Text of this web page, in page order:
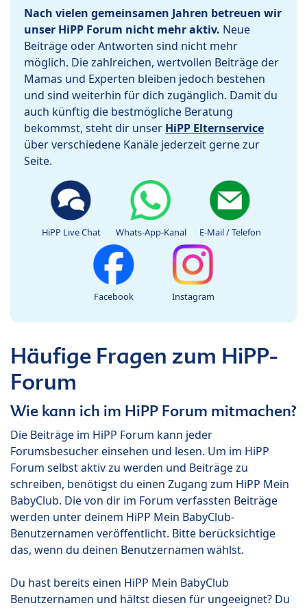
Nach vielen gemeinsamen Jahren betreuen wir
unser HiPP Forum nicht mehr aktiv. Neue
Beiträge oder Antworten sind nicht mehr
möglich. Die zahlreichen, wertvollen Beiträge der
Mamas und Experten bleiben jedoch bestehen
und sind weiterhin für dich zugänglich. Damit du
auch künftig die bestmögliche Beratung
bekommst, steht dir unser HiPP Elternservice
über verschiedene Kanäle jederzeit gerne zur
Seite.
HiPP Live Chat Whats-App-Kanal E-Mail / Telefon
Facebook Instagram
Häufige Fragen zum HiPP-
Forum
Wie kann ich im HiPP Forum mitmachen?
Die Beiträge im HiPP Forum kann jeder
Forumsbesucher einsehen und lesen. Um im HiPP
Forum selbst aktiv zu werden und Beiträge zu
schreiben, benötigst du einen Zugang zum HiPP Mein
BabyClub. Die von dir im Forum verfassten Beiträge
werden unter deinem HiPP Mein BabyClub-
Benutzernamen veröffentlicht. Bitte berücksichtige
das, wenn du deinen Benutzernamen wählst.
Du hast bereits einen HiPP Mein BabyClub
Benutzernamen und hältst diesen für ungeeignet? Du